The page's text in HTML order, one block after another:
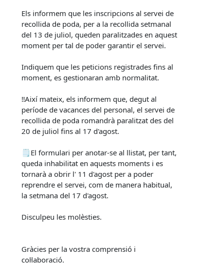
Els informem que les inscripcions al servei de
recollida de poda, per a la recollida setmanal
del 13 de juliol, queden paralitzades en aquest
moment per tal de poder garantir el servei.
Indiquem que les peticions registrades fins al
moment, es gestionaran amb normalitat.
‼️Així mateix, els informem que, degut al
període de vacances del personal, el servei de
recollida de poda romandrà paralitzat des del
20 de juliol fins al 17 d'agost.
🗒️El formulari per anotar-se al llistat, per tant,
queda inhabilitat en aquests moments i es
tornarà a obrir l' 11 d'agost per a poder
reprendre el servei, com de manera habitual,
la setmana del 17 d'agost.
Disculpeu les molèsties.
Gràcies per la vostra comprensió i
col·laboració.